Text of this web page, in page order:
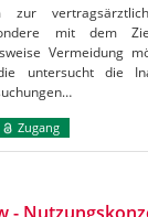
mit dem
Vermeidung
untersucht die
Zugang